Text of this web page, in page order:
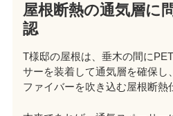
屋根断熱の通気層に
認
T様邸の屋根は、垂木の間に
サーを装着して通気層を確保し
ファイバーを吹き込む屋根断熱